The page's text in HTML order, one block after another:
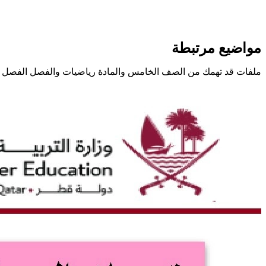
مواضيع مرتبطة
ملفات قد تهمك من الصف الخامس والمادة رياضيات والفصل الفصل